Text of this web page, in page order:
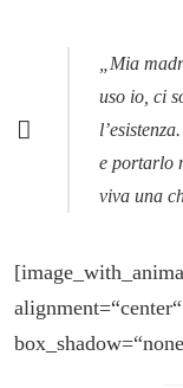
Mia
uso io, ci
e portarlo
viva una